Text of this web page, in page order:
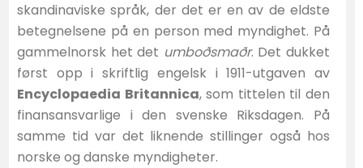
skandinaviske språk, der det er en av de eldste
betegnelsene på en person med myndighet. På
gammelnorsk het det umboðsmaðr. Det dukket
først opp i skriftlig engelsk i 1911-utgaven av
Encyclopaedia Britannica, som tittelen til den
finansansvarlige i den svenske Riksdagen. På
samme tid var det liknende stillinger også hos
norske og danske myndigheter.